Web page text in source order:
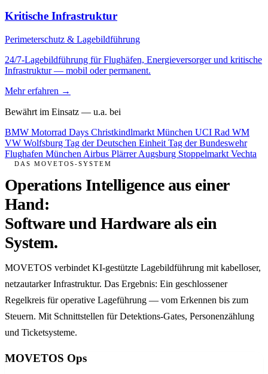
Kritische Infrastruktur
Perimeterschutz & Lagebildführung
24/7-Lagebildführung für Flughäfen, Energieversorger und kritische
Infrastruktur — mobil oder permanent.
Mehr erfahren →
Bewährt im Einsatz — u.a. bei
BMW Motorrad Days Christkindlmarkt München UCI Rad WM
VW Wolfsburg Tag der Deutschen Einheit Tag der Bundeswehr
Flughafen München Airbus Plärrer Augsburg Stoppelmarkt Vechta
DAS MOVETOS-SYSTEM
Operations Intelligence aus einer
Hand:
Software und Hardware als ein
System.
MOVETOS verbindet KI-gestützte Lagebildführung mit kabelloser,
netzautarker Infrastruktur. Das Ergebnis: Ein geschlossener
Regelkreis für operative Lageführung — vom Erkennen bis zum
Steuern. Mit Schnittstellen für Detektions-Gates, Personenzählung
und Ticketsysteme.
MOVETOS Ops